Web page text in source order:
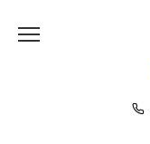
содержанию